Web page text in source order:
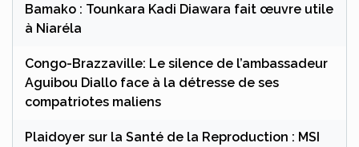
Bamako : Tounkara Kadi Diawara fait œuvre utile
à Niaréla
Congo-Brazzaville: Le silence de l’ambassadeur
Aguibou Diallo face à la détresse de ses
compatriotes maliens
Plaidoyer sur la Santé de la Reproduction : MSI